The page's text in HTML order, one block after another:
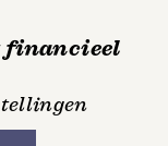
financieel